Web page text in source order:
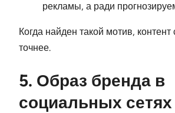
рекламы, а ради
Когда найден такой мотив, контент
точнее.
5. Образ бренда в
социальных сетях